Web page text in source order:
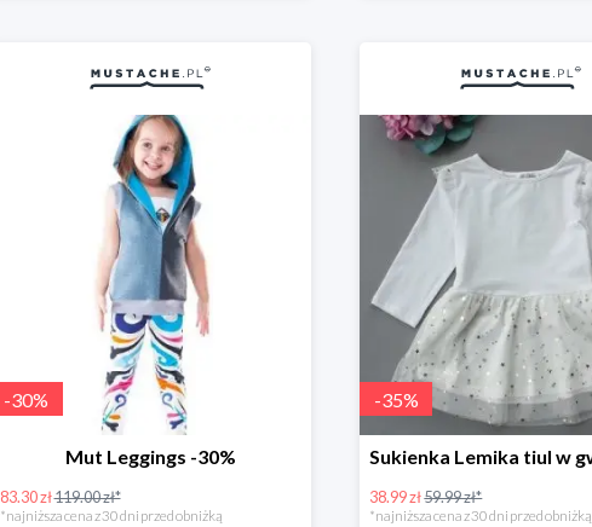
-30%
Mut Leggings -30%
83.30 zł119.00 zł*
*najniższa cena z 30 dni przed obniżką
-35%
38.99 zł59.99 zł*
*najniższa cena z 30 dni przed obniżką